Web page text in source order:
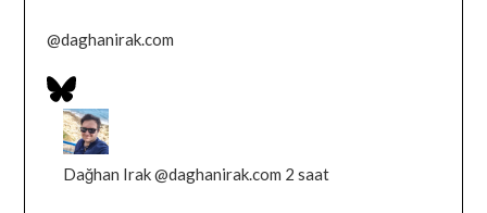
@daghanirak.com
Bluesky
Profilini
Gor
Bluesky'da
Dağhan
Irak
Dağhan Irak@daghanirak.com 2 saat